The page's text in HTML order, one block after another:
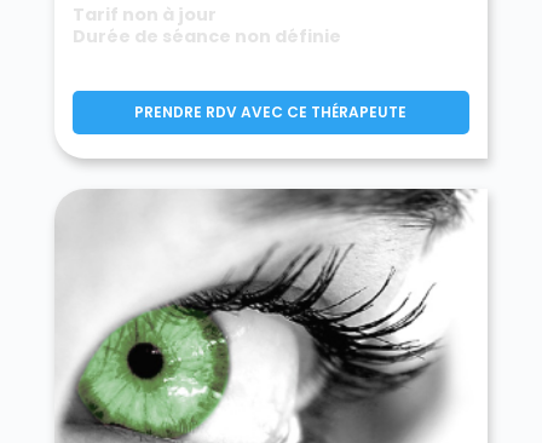
Tarif non à jour
Durée de séance non définie
PRENDRE RDV AVEC CE THÉRAPEUTE